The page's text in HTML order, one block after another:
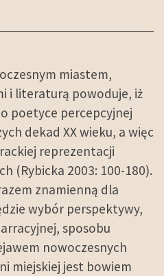
miastem,
i literaturą powoduje, iż
poetyce percepcyjnej
dekad XX wieku, a więc
reprezentacji
(Rybicka 2003: 100-180).
znamienną dla
wybór perspektywy,
sposobu
nowoczesnych
miejskiej jest bowiem